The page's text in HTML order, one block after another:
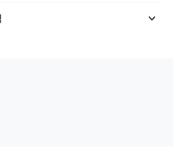
keyboard_arrow_down